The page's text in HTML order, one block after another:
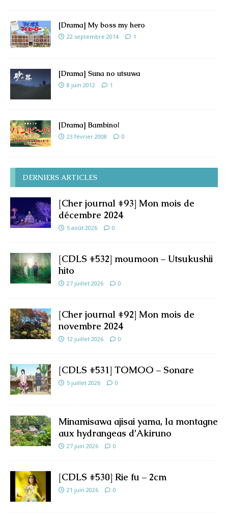
[Drama] My boss my hero
22 septembre 2014 1
[Drama] Suna no utsuwa
8 juin 2012 1
[Drama] Bambino!
23 février 2008 0
DERNIERS ARTICLES
[Cher journal #93] Mon mois de
décembre 2024
5 août 2026 0
[CDLS #532] moumoon – Utsukushii
hito
27 juillet 2026 0
[Cher journal #92] Mon mois de
novembre 2024
12 juillet 2026 0
[CDLS #531] TOMOO – Sonare
5 juillet 2026 0
Minamisawa ajisai yama, la montagne
aux hydrangeas d’Akiruno
27 juin 2026 0
[CDLS #530] Rie fu – 2cm
21 juin 2026 0